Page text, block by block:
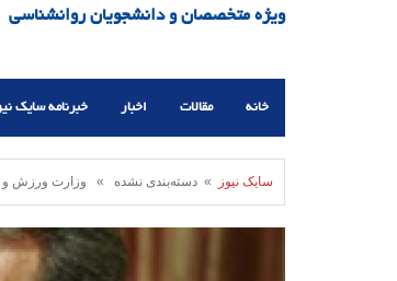
ویژه متخصصان و دانشجویان روانشناسی
خانه مقالات اخبار خبرنامه سایک
سایک نیوز » دسته‌بندی نشده » وزارت ورزش و